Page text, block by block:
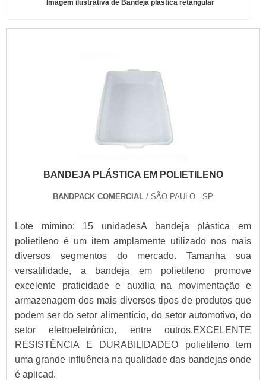
Imagem ilustrativa de Bandeja plástica retangular
BANDEJA PLÁSTICA EM POLIETILENO
BANDPACK COMERCIAL / SÃO PAULO - SP
Lote mímino: 15 unidadesA bandeja plástica em
polietileno é um item amplamente utilizado nos mais
diversos segmentos do mercado. Tamanha sua
versatilidade, a bandeja em polietileno promove
excelente praticidade e auxilia na movimentação e
armazenagem dos mais diversos tipos de produtos que
podem ser do setor alimentício, do setor automotivo, do
setor eletroeletrônico, entre outros.EXCELENTE
RESISTÊNCIA E DURABILIDADEO polietileno tem
uma grande influência na qualidade das bandejas onde
é aplicad.